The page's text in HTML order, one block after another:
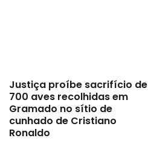
Justiça proíbe sacrifício de
700 aves recolhidas em
Gramado no sítio de
cunhado de Cristiano
Ronaldo